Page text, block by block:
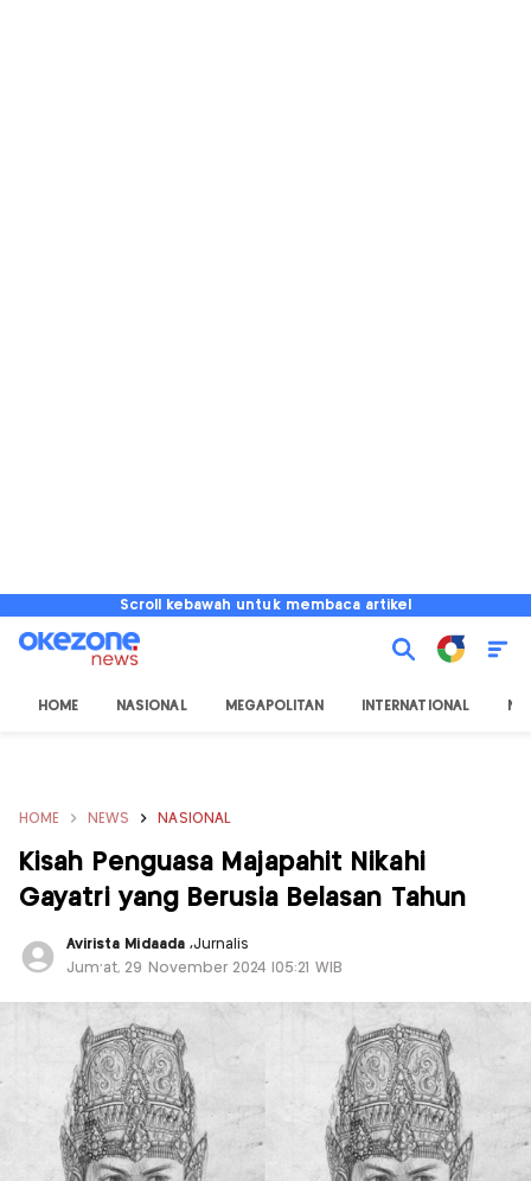
Scroll kebawah untuk membaca artikel
HOME NASIONAL MEGAPOLITAN INTERNATIONAL
HOME NEWS NASIONAL
Kisah Penguasa Majapahit Nikahi
Gayatri yang Berusia Belasan Tahun
Avirista Midaada ,Jurnalis
Jum'at, 29 November 2024 |05:21 WIB